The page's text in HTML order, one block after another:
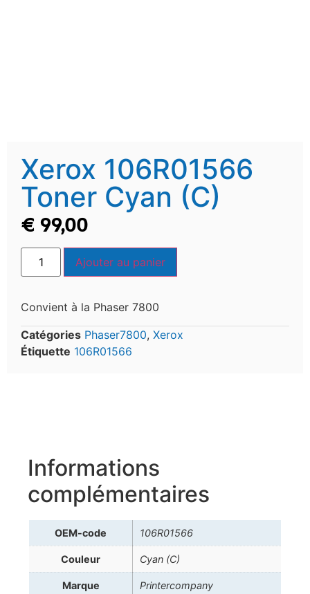
Xerox 106R01566
Toner Cyan (C)
€ 99,00
Ajouter au panier
Convient à la Phaser 7800
Catégories Phaser7800, Xerox
Étiquette 106R01566
Informations
complémentaires
OEM-code 106R01566
Couleur Cyan (C)
Marque Printercompany